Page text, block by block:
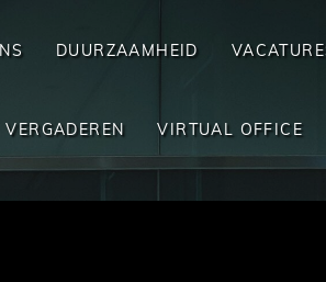
DUURZAAMHEID
VERGADEREN VIRTUAL OFFICE